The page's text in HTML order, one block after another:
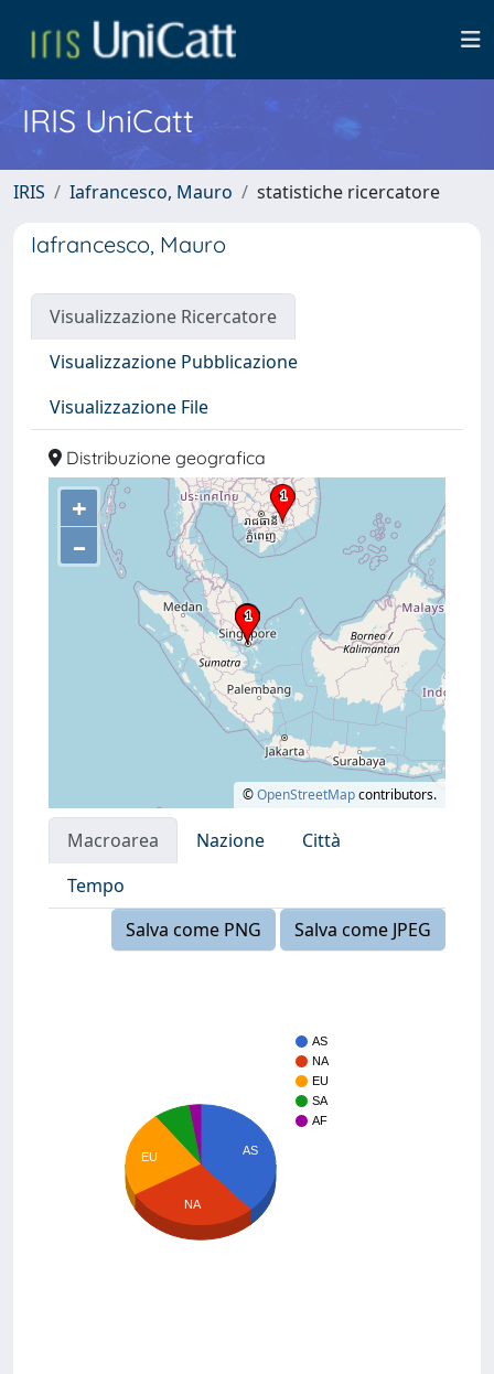
IRIS UniCatt
IRIS Iafrancesco, Mauro statistiche ricercatore
Iafrancesco, Mauro
Visualizzazione Ricercatore
Visualizzazione Pubblicazione
Visualizzazione File
Distribuzione geografica
+
–
©OpenStreetMapcontributors.
Macroarea Nazione
Città
Tempo
Salva come PNG
Salva come JPEG
AS
NA
EU
SA
AF
AS
EU
NA